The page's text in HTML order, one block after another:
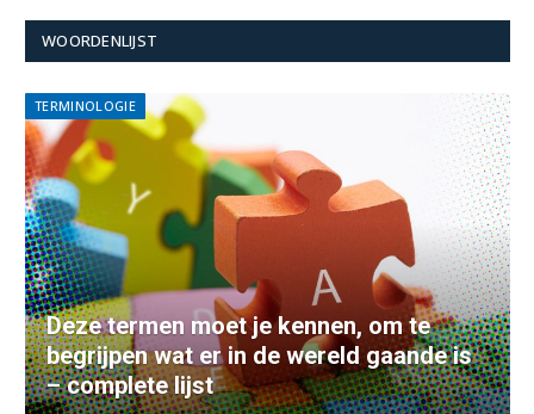
WOORDENLIJST
TERMINOLOGIE
Deze termen moet je kennen, om te
begrijpen wat er in de wereld gaande is
– complete lijst